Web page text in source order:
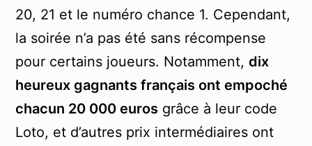
20, 21 et le numéro chance 1. Cependant,
la soirée n’a pas été sans récompense
pour certains joueurs. Notamment, dix
heureux gagnants français ont empoché
chacun 20 000 eurosgrâce à leur code
Loto, et d’autres prix intermédiaires ont